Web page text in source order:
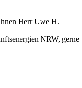
Herr Uwe H.
NRW, gerne